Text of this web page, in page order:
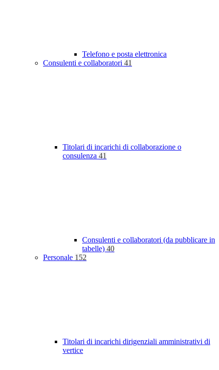
Telefono e posta elettronica
Consulenti e collaboratori 41
Titolari di incarichi di collaborazione o
consulenza 41
Consulenti e collaboratori (da pubblicare in
tabelle) 40
Personale 152
Titolari di incarichi dirigenziali amministrativi di
vertice